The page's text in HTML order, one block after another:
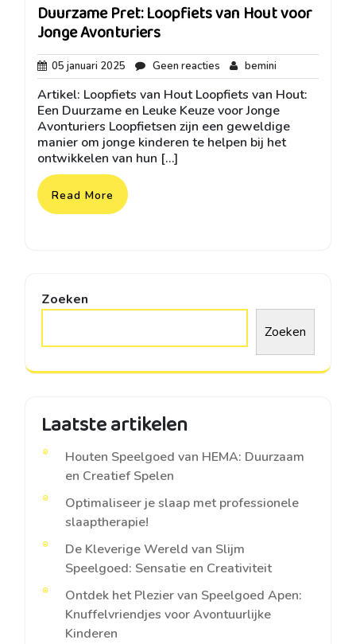
Duurzame Pret: Loopfiets van Hout voor
Jonge Avonturiers
05 januari 2025 05
januari
2025
Geen reacties Geen
reacties
bemini
Artikel: Loopfiets van Hout Loopfiets van Hout:
Een Duurzame en Leuke Keuze voor Jonge
Avonturiers Loopfietsen zijn een geweldige
manier om jonge kinderen te helpen bij het
ontwikkelen van hun […]
Read More
Zoeken
Zoeken
Laatste artikelen
Houten Speelgoed van HEMA: Duurzaam
en Creatief Spelen
Optimaliseer je slaap met professionele
slaaptherapie!
De Kleverige Wereld van Slijm
Speelgoed: Sensatie en Creativiteit
Ontdek het Plezier van Speelgoed Apen:
Knuffelvriendjes voor Avontuurlijke
Kinderen